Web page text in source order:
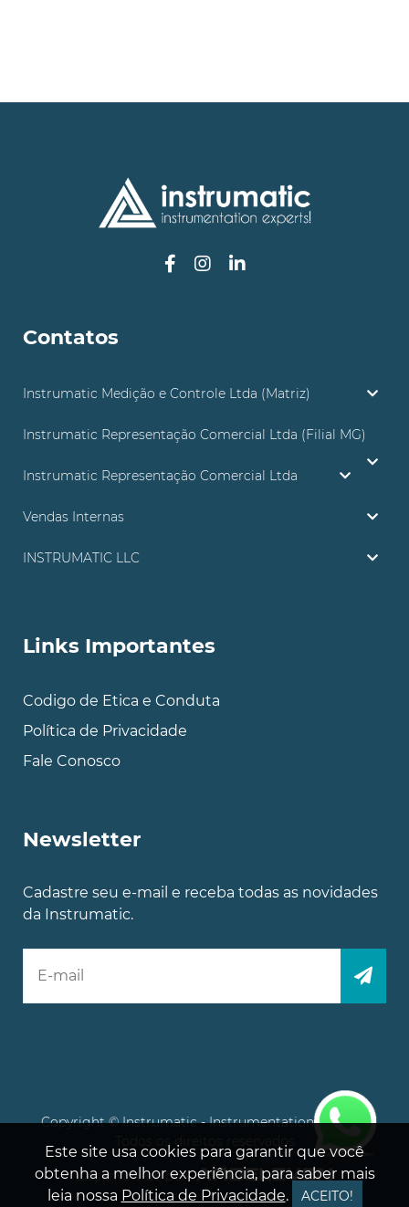
Contatos
Instrumatic Medição e Controle Ltda (Matriz)
Instrumatic Representação Comercial Ltda (Filial MG)
Instrumatic Representação Comercial Ltda
Vendas Internas
INSTRUMATIC LLC
Links Importantes
Codigo de Etica e Conduta
Política de Privacidade
Fale Conosco
Newsletter
Cadastre seu e-mail e receba todas as novidades
da Instrumatic.
Copyright © Instrumatic - Instrumentation Experts.
Todos os direitos reservados
Desenvolvido por
Este site usa cookies para garantir que você
obtenha a melhor experiência, para saber mais
leia nossa Política de Privacidade. ACEITO!